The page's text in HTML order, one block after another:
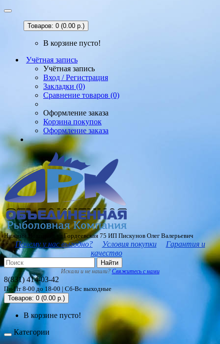
Товаров: 0 (0.00 р.)
В корзине пусто!
Учётная запись
Учётная запись
Вход / Регистрация
Закладки (0)
Сравнение товаров (0)
Оформление заказа
Корзина покупок
Оформление заказа
Нижний Новгород ул Гордеевская 75 ИП Пискунов Олег Валерьевич
Почему у нас выгодно? Условия покупки
Гарантия и
качество
Найти
Искали и не нашли? Свяжитесь с нами
8(831) 414-03-42
Пн-Пт 8-00 до 18-00 | Сб-Вс выходные
Товаров: 0 (0.00 р.)
В корзине пусто!
Категории